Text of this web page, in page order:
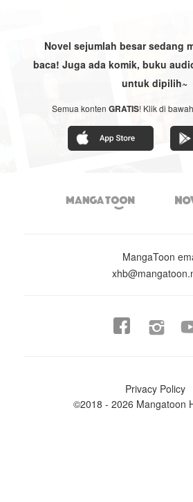
Novel sejumlah besar sedang
baca! Juga ada komik, buku
untuk dipilih~
Semua konten GRATIS! Klik di

MangaToon

Privacy Policy
©2018 - 2026 Mangatoon